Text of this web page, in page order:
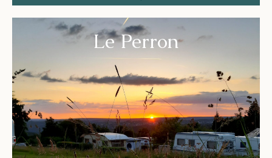
Le Perron